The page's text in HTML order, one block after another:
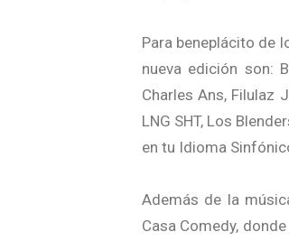
Para beneplácito de
nueva edición son:
Charles Ans, Filulaz
LNG SHT, Los
en tu Idioma
Además de la
Casa Comedy,